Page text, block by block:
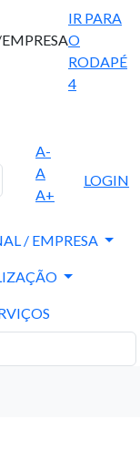
IR PARA
O
RODAPÉ
4
A-
A
A+
LOGIN
/ EMPRESA